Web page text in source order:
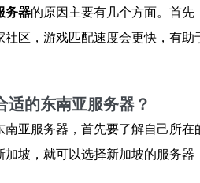
务器的原因主要有几个方面。首
社区，游戏匹配速度会更快，有
适的东南亚服务器？
南亚服务器，首先要了解自己所
加坡，就可以选择新加坡的服务